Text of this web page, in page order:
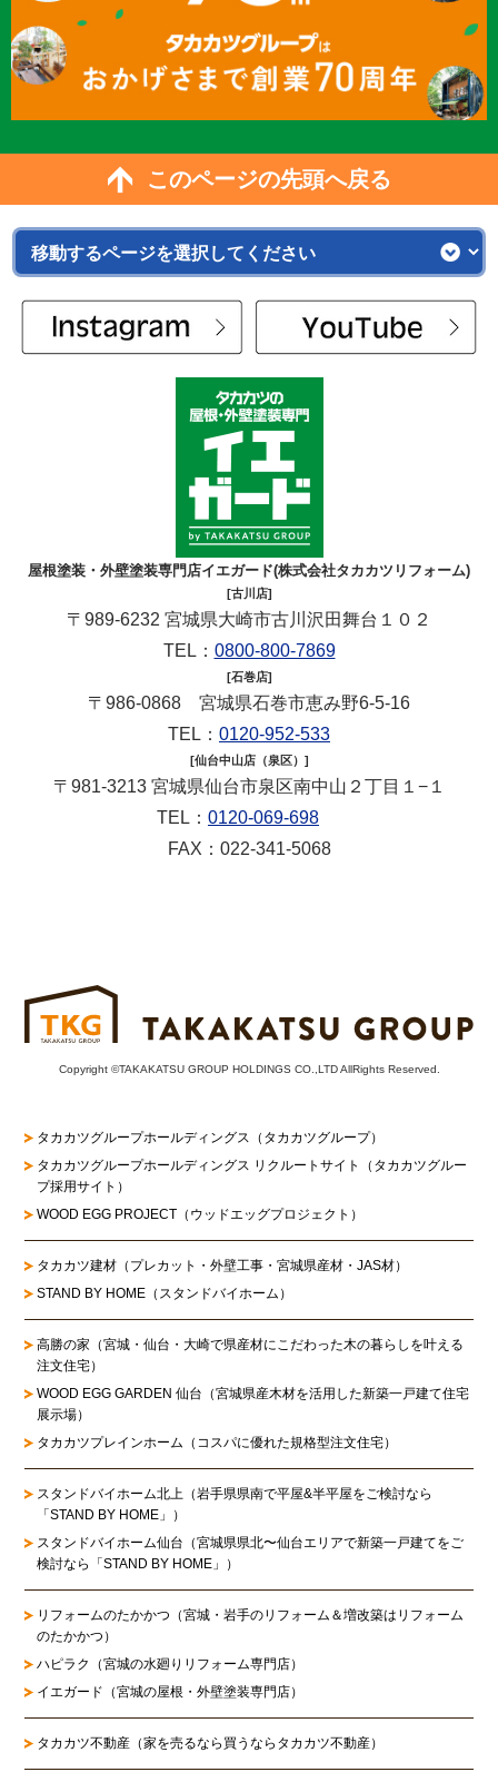
このページの先頭へ戻る
屋根塗装・外壁塗装専門店イエガード(株式会社タカカツリフォーム)
[古川店]
〒989-6232 宮城県大崎市古川沢田舞台１０２
TEL： 0800-800-7869
[石巻店]
〒986-0868 宮城県石巻市恵み野6-5-16
TEL： 0120-952-533
[仙台中山店（泉区）]
〒981-3213 宮城県仙台市泉区南中山２丁目１−１
TEL： 0120-069-698
FAX：022-341-5068
Copyright ©TAKAKATSU GROUP HOLDINGS CO.,LTD AllRights Reserved.
タカカツグループホールディングス（タカカツグループ）
タカカツグループホールディングス リクルートサイト
（タカカツグルー
プ採用サイト）
WOOD EGG PROJECT（ウッドエッグプロジェクト）
タカカツ建材（プレカット・外壁工事・宮城県産材・JAS材）
STAND BY HOME（スタンドバイホーム）
高勝の家 （宮城・仙台・大崎で県産材にこだわった木の暮らしを叶える
注文住宅）
WOOD EGG GARDEN 仙台（宮城県産木材を活用した新築一戸建て住宅
展示場）
タカカツプレインホーム（コスパに優れた規格型注文住宅）
スタンドバイホーム北上 （岩手県県南で平屋&半平屋をご検討なら
「STAND BY HOME」）
スタンドバイホーム仙台 （宮城県県北〜仙台エリアで新築一戸建てをご
検討なら「STAND BY HOME」）
リフォームのたかかつ （宮城・岩手のリフォーム＆増改築はリフォーム
のたかかつ）
ハピラク（宮城の水廻りリフォーム専門店）
イエガード（宮城の屋根・外壁塗装専門店）
タカカツ不動産（家を売るなら買うならタカカツ不動産）